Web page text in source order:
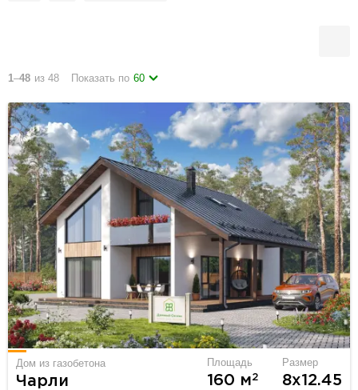
1–48 из 48 Показать по 60
Дом из газобетона
Чарли
Площадь
160 м2
Размер
8х12.45